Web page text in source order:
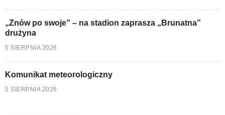
„Znów po swoje” – na stadion zaprasza „Brunatna”
drużyna
5 SIERPNIA 2026
Komunikat meteorologiczny
5 SIERPNIA 2026